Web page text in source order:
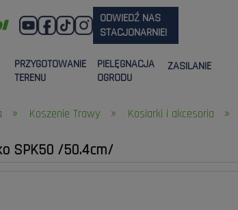
ODWIEDŹ NAS
STACJONARNIE!
PRZYGOTOWANIE
TERENU
PIELĘGNACJA
OGRODU
ZASILANIE
» Koszenie Trawy » Kosiarki i akcesoria »
SPK50 /50.4cm/